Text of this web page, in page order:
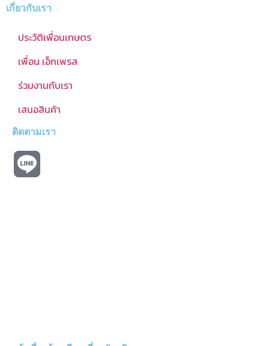
เกี่ยวกับเรา
ประวัติเพื่อนเกษตร
เพื่อน เอ็กเพรส
ร่วมงานกับเรา
เสนอสินค้า
ติดตามเรา